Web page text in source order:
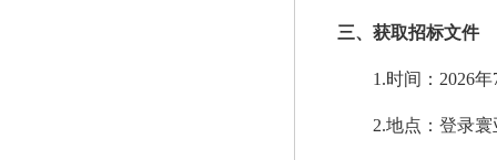
三、获取招标文件
1.时间：2026
2.地点：登录